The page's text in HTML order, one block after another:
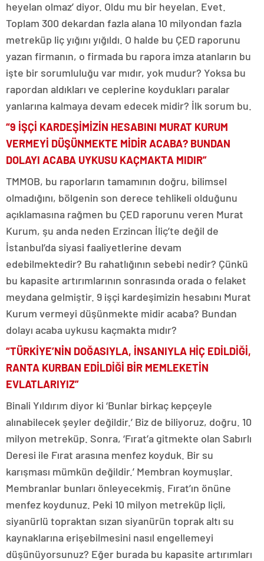
heyelan olmaz’ diyor. Oldu mu bir heyelan. Evet.
Toplam 300 dekardan fazla alana 10 milyondan fazla
metreküp liç yığını yığıldı. O halde bu ÇED raporunu
yazan firmanın, o firmada bu rapora imza atanların bu
işte bir sorumluluğu var mıdır, yok mudur? Yoksa bu
rapordan aldıkları ve ceplerine koydukları paralar
yanlarına kalmaya devam edecek midir? İlk sorum bu.
“9 İŞÇİ KARDEŞİMİZİN HESABINI MURAT KURUM
VERMEYİ DÜŞÜNMEKTE MİDİR ACABA? BUNDAN
DOLAYI ACABA UYKUSU KAÇMAKTA MIDIR”
TMMOB, bu raporların tamamının doğru, bilimsel
olmadığını, bölgenin son derece tehlikeli olduğunu
açıklamasına rağmen bu ÇED raporunu veren Murat
Kurum, şu anda neden Erzincan İliç’te değil de
İstanbul’da siyasi faaliyetlerine devam
edebilmektedir? Bu rahatlığının sebebi nedir? Çünkü
bu kapasite artırımlarının sonrasında orada o felaket
meydana gelmiştir. 9 işçi kardeşimizin hesabını Murat
Kurum vermeyi düşünmekte midir acaba? Bundan
dolayı acaba uykusu kaçmakta mıdır?
“TÜRKİYE’NİN DOĞASIYLA, İNSANIYLA HİÇ EDİLDİĞİ,
RANTA KURBAN EDİLDİĞİ BİR MEMLEKETİN
EVLATLARIYIZ”
Binali Yıldırım diyor ki ‘Bunlar birkaç kepçeyle
alınabilecek şeyler değildir.’ Biz de biliyoruz, doğru. 10
milyon metreküp. Sonra, ‘Fırat’a gitmekte olan Sabırlı
Deresi ile Fırat arasına menfez koyduk. Bir su
karışması mümkün değildir.’ Membran koymuşlar.
Membranlar bunları önleyecekmiş. Fırat’ın önüne
menfez koydunuz. Peki 10 milyon metreküp liçli,
siyanürlü topraktan sızan siyanürün toprak altı su
kaynaklarına erişebilmesini nasıl engellemeyi
düşünüyorsunuz? Eğer burada bu kapasite artırımları